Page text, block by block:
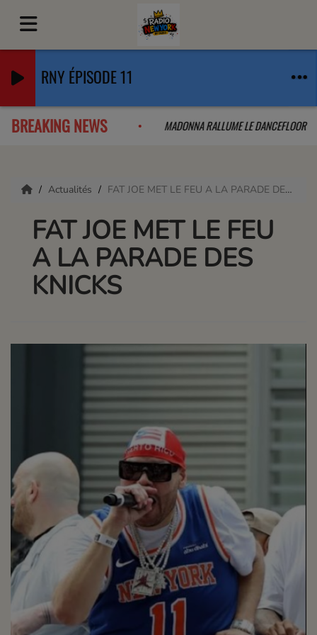
RNY ÉPISODE 11
BREAKING NEWS
QUE L'ON A PAS VU VENIR MADONNA RALLUME LE
Actualités FAT JOE MET LE FEU A LA PARADE DES KNICKS
FAT JOE MET LE FEU
A LA PARADE DES
KNICKS